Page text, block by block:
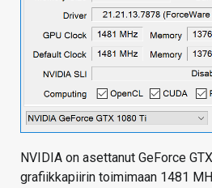
NVIDIA on asettanut GeForce
grafiikkapiirin toimimaan 1481